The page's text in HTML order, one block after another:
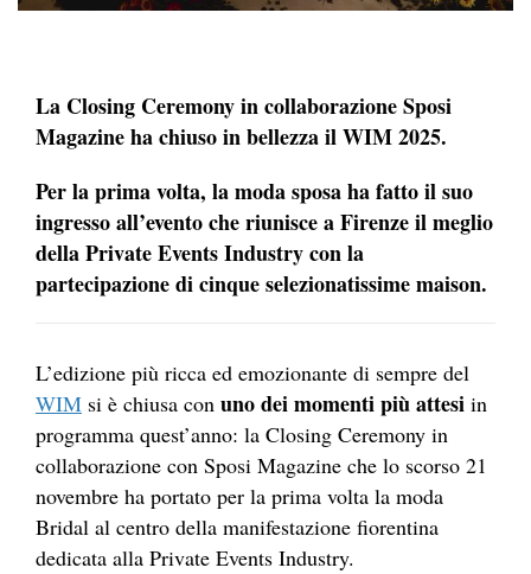
La Closing Ceremony in collaborazione Sposi
Magazine ha chiuso in bellezza il WIM 2025.
Per la prima volta, la moda sposa ha fatto il suo
ingresso all’evento che riunisce a Firenze il meglio
della Private Events Industry con la
partecipazione di cinque selezionatissime maison.
L’edizione più ricca ed emozionante di sempre del
WIM si è chiusa con uno dei momenti più attesi in
programma quest’anno: la Closing Ceremony in
collaborazione con Sposi Magazine che lo scorso 21
novembre ha portato per la prima volta la moda
Bridal al centro della manifestazione fiorentina
dedicata alla Private Events Industry.